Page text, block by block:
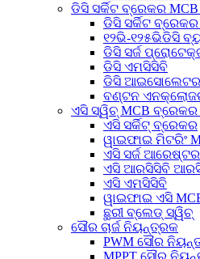
ଡିସି ସର୍କିଟ ବ୍ରେକର MCB
ଡିସି ସର୍କିଟ
୧୨ଭି-୧୨୫ଭିଡିସି
ଡିସି ସର୍ଜ
ଡିସି ଏମସିସିବି
ଡିସି
ବଣ୍ଟନ
ଏସି ସ୍ୱିଚ୍ MCB ବ୍ରେକର
ଏସି ସର୍କିଟ୍ ବ୍ରେକର
ୱାଇଫାଇ ମିଟରିଂ
ଏସି ସର୍ଜ ଆରେଷ୍ଟର
ଏସି ଆରସିସିବି
ଏସି ଏମସିସିବି
ୱାଇଫାଇ ଏସି
ଛୁରୀ ବ୍ଲେଡ୍ ସ୍ୱିଚ୍
ସୌର ଚାର୍ଜ ନିୟନ୍ତ୍ରକ
PWM ସୌର
MPPT ସୌର